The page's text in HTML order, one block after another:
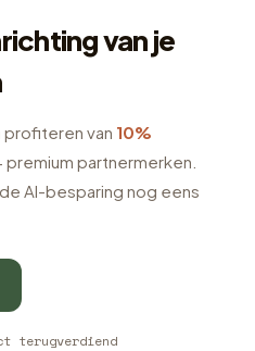
van je
profiteren van 10%
premium partnermerken.
AI-besparing nog eens
terugverdiend